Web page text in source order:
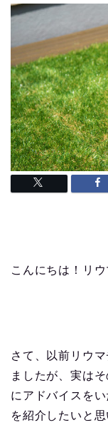
こんにちは！リ
さて、以前リウ
ましたが、実は
にアドバイスを
を紹介したいと思